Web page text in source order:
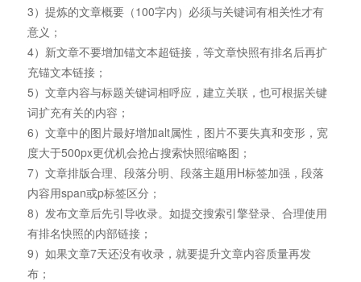
3）提炼的文章概要（100字内）必须与关键词有相关性才有
意义；
4）新文章不要增加锚文本超链接，等文章快照有排名后再扩
充锚文本链接；
5）文章内容与标题关键词相呼应，建立关联，也可根据关键
词扩充有关的内容；
6）文章中的图片最好增加alt属性，图片不要失真和变形，宽
度大于500px更优机会抢占搜索快照缩略图；
7）文章排版合理、段落分明、段落主题用H标签加强，段落
内容用span或p标签区分；
8）发布文章后先引导收录。如提交搜索引擎登录、合理使用
有排名快照的内部链接；
9）如果文章7天还没有收录，就要提升文章内容质量再发
布；